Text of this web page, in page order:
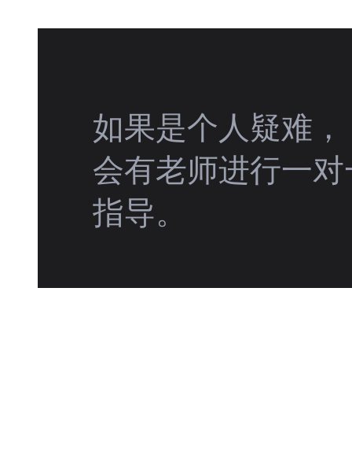
如果是个人疑难，
会有老师进行一
指导。